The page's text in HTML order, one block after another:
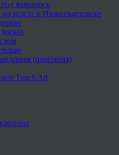
живопись
холсте в Нижневартовске
(имитация)
Touch Art